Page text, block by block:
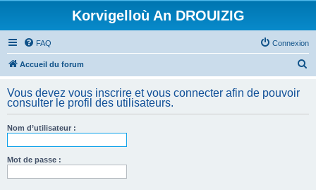
Korvigelloù An DROUIZIG
FAQ Connexion
Accueil du forum
h
Vous devez vous inscrire et vous connecter afin de pouvoir
consulter le profil des utilisateurs.
Nom d’utilisateur :
Mot de passe :